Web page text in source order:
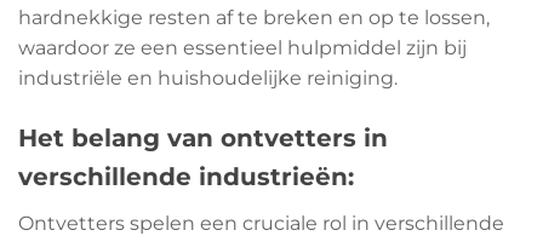
hardnekkige resten af te breken en op te lossen,
waardoor ze een essentieel hulpmiddel zijn bij
industriële en huishoudelijke reiniging.
Het belang van ontvetters in
verschillende industrieën:
Ontvetters spelen een cruciale rol in verschillende